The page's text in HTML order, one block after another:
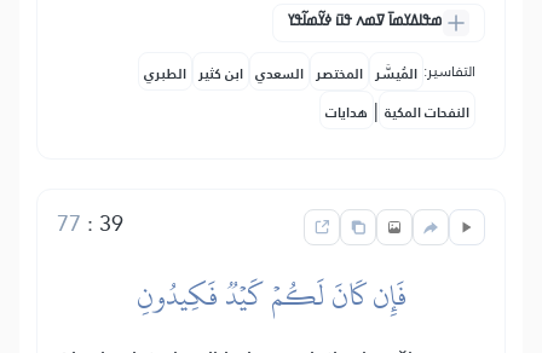
ߘߟߊߡߌߘߊ߫ ߜߘߍ ߟߎ߫ ߦߌ߬ߘߊ߬ߟߌ
التفاسير: المُيسَّر المختصر السعدي ابن كثير الطبري
النفحات المكية | هدايات
39
:
77
فَإِن كَانَ لَكُمۡ كَيۡدٞ فَكِيدُونِ